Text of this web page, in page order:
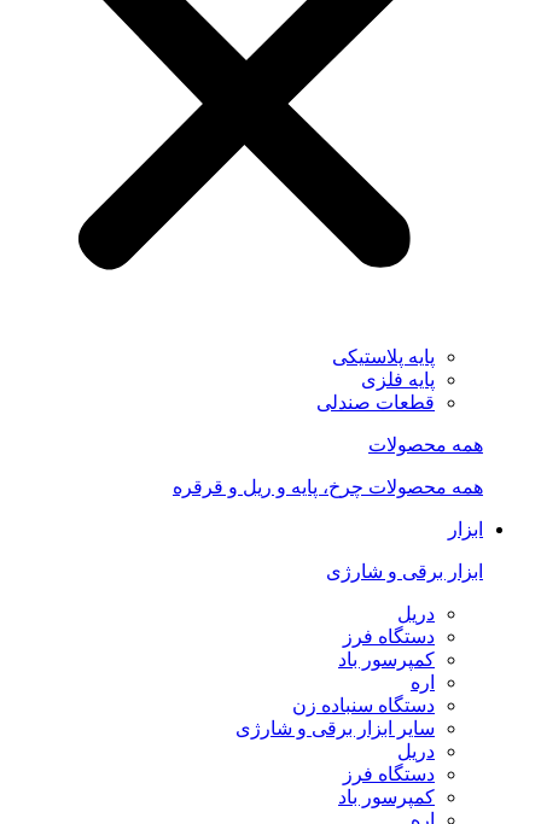
پایه پلاستیکی
پایه فلزی
قطعات صندلی
همه محصولات
همه محصولات چرخ، پایه و ریل و قرقره
ابزار
ابزار برقی و شارژی
دریل
دستگاه فرز
کمپرسور باد
اره
دستگاه سنباده زن
سایر ابزار برقی و شارژی
دریل
دستگاه فرز
کمپرسور باد
اره